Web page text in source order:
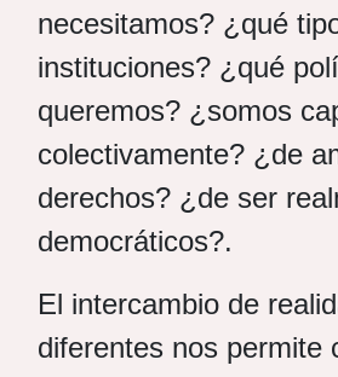
necesitamos? ¿qué
instituciones? ¿qué
queremos? ¿somos
colectivamente? ¿de
derechos? ¿de ser
democráticos?.
El intercambio de
diferentes nos permite